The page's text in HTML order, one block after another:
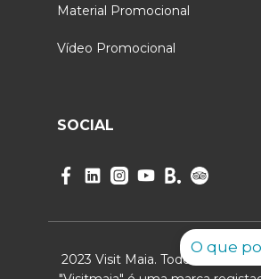
O que
Material Promocional
Vídeo Promocional
SOCIAL
2023 Visit Maia. Todos os